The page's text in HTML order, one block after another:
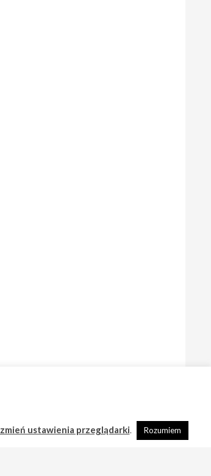
zmień ustawienia przeglądarki. Rozumiem